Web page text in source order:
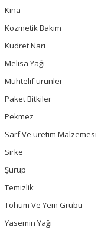
Kına
Kozmetik Bakım
Kudret Narı
Melisa Yağı
Muhtelif ürünler
Paket Bitkiler
Pekmez
Sarf Ve üretim Malzemesi
Sirke
Şurup
Temizlik
Tohum Ve Yem Grubu
Yasemin Yağı